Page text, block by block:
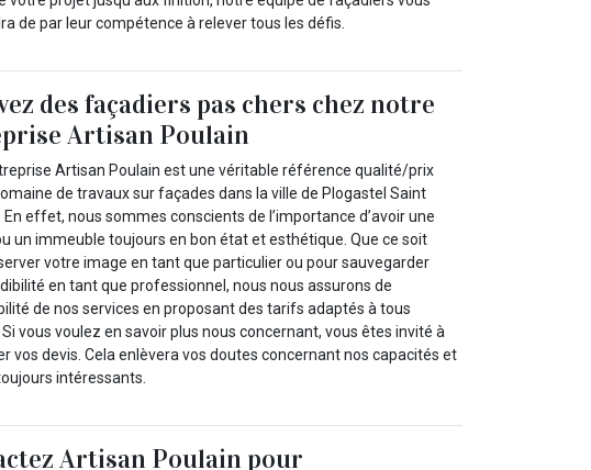
de par leur compétence à relever tous les défis.
des façadiers pas chers chez notre
Artisan Poulain
Artisan Poulain est une véritable référence qualité/prix
de travaux sur façades dans la ville de Plogastel Saint
En effet, nous sommes conscients de l’importance d’avoir une
un immeuble toujours en bon état et esthétique. Que ce soit
votre image en tant que particulier ou pour sauvegarder
en tant que professionnel, nous nous assurons de
de nos services en proposant des tarifs adaptés à tous
vous voulez en savoir plus nous concernant, vous êtes invité à
vos devis. Cela enlèvera vos doutes concernant nos capacités et
intéressants.
Artisan Poulain pour